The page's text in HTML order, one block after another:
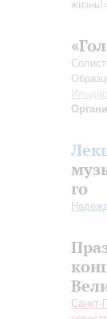
го
Санкт-